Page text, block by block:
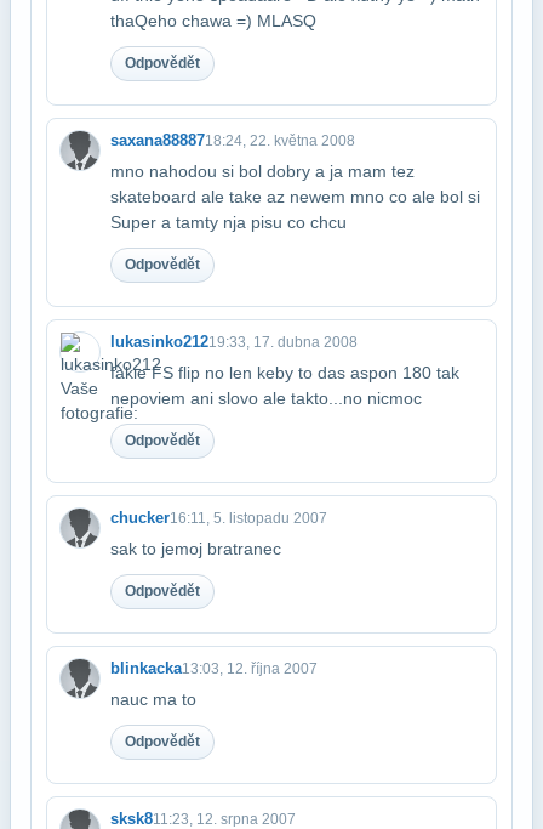
thaQeho chawa =) MLASQ
Odpovědět
saxana8888718:24, 22. května 2008
mno nahodou si bol dobry a ja mam tez
skateboard ale take az newem mno co ale bol si​
Super a tamty nja pisu co chcu
Odpovědět
lukasinko21219:33, 17. dubna 2008
fakie FS flip no len keby to das aspon 180 tak
nepoviem ani slovo ale takto...no nic​moc
Odpovědět
chucker16:11, 5. listopadu 2007
sak to jemoj bratranec
Odpovědět
blinkacka13:03, 12. října 2007
nauc ma to
Odpovědět
sksk811:23, 12. srpna 2007